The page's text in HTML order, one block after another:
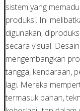
sistem yang
produksi. Ini
digunakan,
secara visual.
mengembangkan
tangga, kendaraan,
lagi. Mereka
termasuk bahan,